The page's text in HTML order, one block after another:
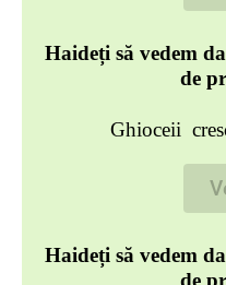
Haideți să vedem
de
Ghioceii
Haideți să vedem
de